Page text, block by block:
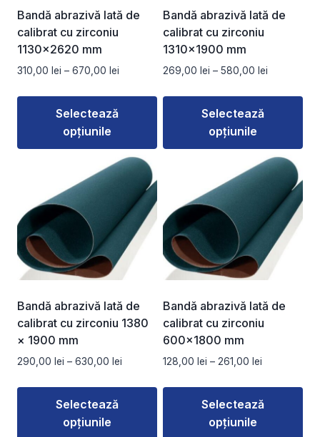
fi
alese
în
produsului.
fi
alese
în
produsului.
Bandă abrazivă lată de
calibrat cu zirconiu
1130×2620 mm
310,00 lei – 670,00 lei
prețuri:
670,00 lei
Selectează
opțiunile
mai
multe
variații.
Opțiunile
pot
fi
alese
în
produsului.
Bandă abrazivă lată de
calibrat cu zirconiu
1310×1900 mm
269,00 lei – 580,00 lei
prețuri:
580,00 lei
Selectează
opțiunile
mai
multe
variații.
Opțiunile
pot
fi
alese
în
produsului.
Bandă abrazivă lată de
calibrat cu zirconiu 1380
× 1900 mm
290,00 lei – 630,00 lei
prețuri:
Selectează
opțiunile
Bandă abrazivă lată de
calibrat cu zirconiu
600×1800 mm
128,00 lei – 261,00 lei
prețuri:
128,00 lei
Selectează
opțiunile